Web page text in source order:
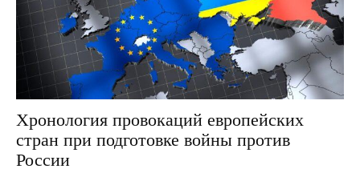
Хронология провокаций европейских
стран при подготовке войны против
России